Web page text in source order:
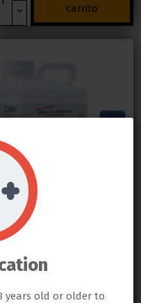
carrito
FERTILIZANTES CANNABIOGEN
Crecimiento
years old or older to
QUE ESTE FUERA DE LA LEY
EXCLUSIVAMENTE PARA LA HORTICULTURA
NO RESPETA LA LEY SERÁ BAJO SU